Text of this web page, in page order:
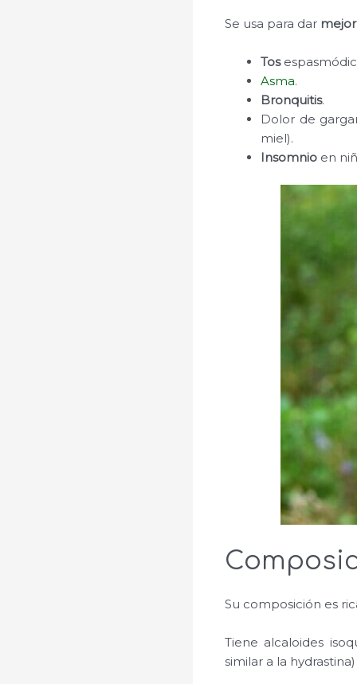
Se usa para dar
Tos
Asma.
Bronquitis.
Dolor de
miel).
Insomnio en
Su composición es
Tiene alcaloides
similar a la